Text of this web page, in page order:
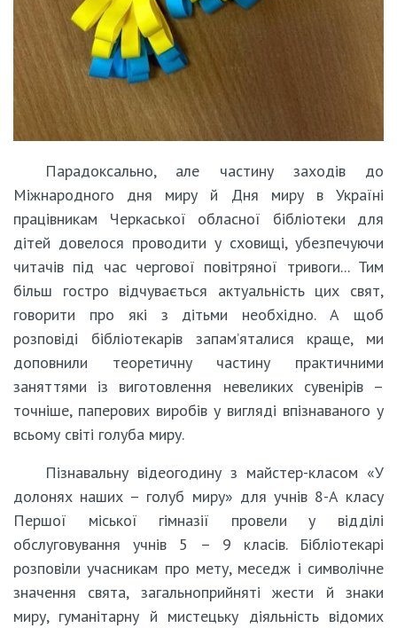
Парадоксально, але частину заходів до
Міжнародного дня миру й Дня миру в Україні
працівникам Черкаської обласної бібліотеки для
дітей довелося проводити у сховищі, убезпечуючи
читачів під час чергової повітряної тривоги... Тим
більш гостро відчувається актуальність цих свят,
говорити про які з дітьми необхідно. А щоб
розповіді бібліотекарів запам’яталися краще, ми
доповнили теоретичну частину практичними
заняттями із виготовлення невеликих сувенірів –
точніше, паперових виробів у вигляді впізнаваного у
всьому світі голуба миру.
Пізнавальну відеогодину з майстер-класом «У
долонях наших – голуб миру» для учнів 8-А класу
Першої міської гімназії провели у відділі
обслуговування учнів 5 – 9 класів. Бібліотекарі
розповіли учасникам про мету, меседж і символічне
значення свята, загальноприйняті жести й знаки
миру, гуманітарну й мистецьку діяльність відомих